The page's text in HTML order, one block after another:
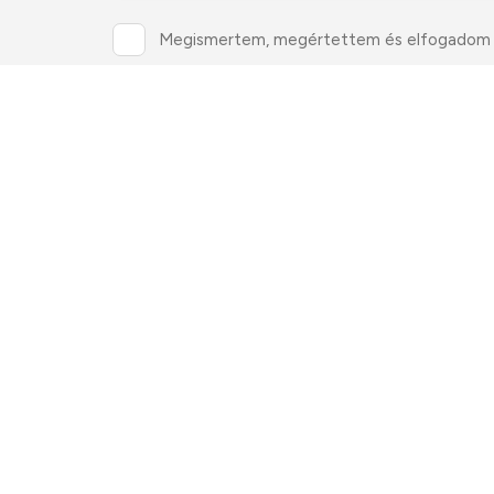
Megismertem, megértettem és elfogadom